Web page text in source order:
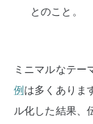
とのこと。
ミニマルなテー
例は多くありま
ル化した結果、